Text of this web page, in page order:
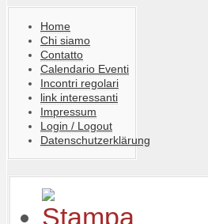
Home
Chi siamo
Contatto
Calendario Eventi
Incontri regolari
link interessanti
Impressum
Login / Logout
Datenschutzerklärung